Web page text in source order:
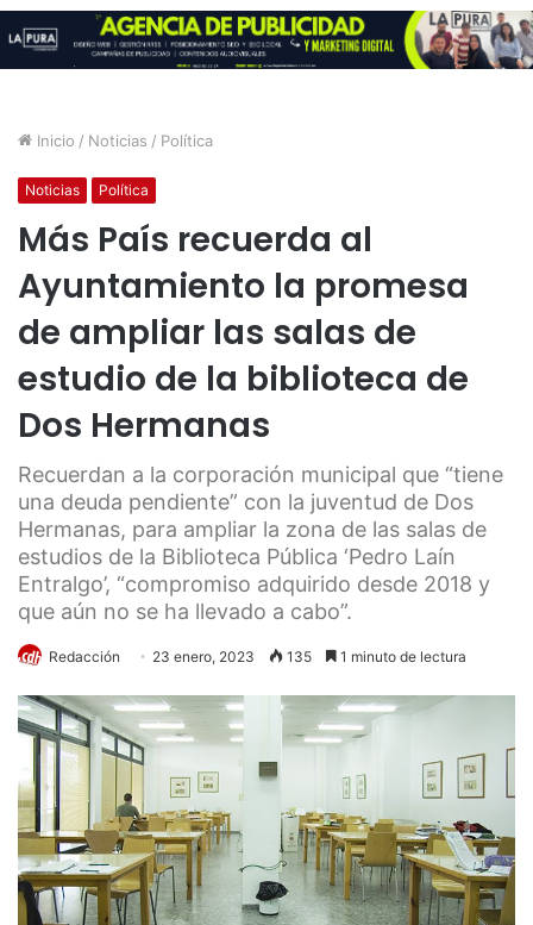
Inicio / Noticias / Política
Noticias Política
Más País recuerda al
Ayuntamiento la promesa
de ampliar las salas de
estudio de la biblioteca de
Dos Hermanas
Recuerdan a la corporación municipal que “tiene
una deuda pendiente” con la juventud de Dos
Hermanas, para ampliar la zona de las salas de
estudios de la Biblioteca Pública ‘Pedro Laín
Entralgo’, “compromiso adquirido desde 2018 y
que aún no se ha llevado a cabo”.
Redacción 23 enero, 2023 135 1 minuto de lectura